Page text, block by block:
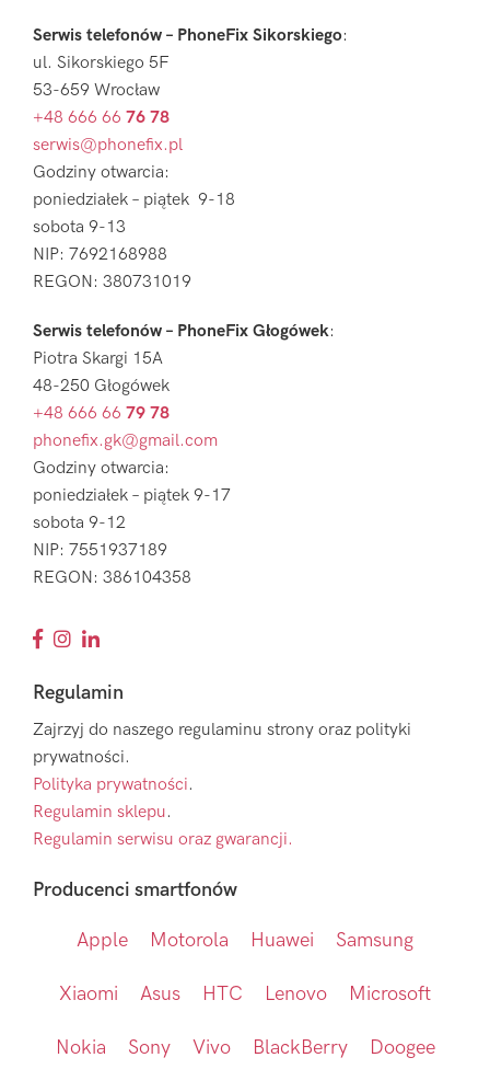
Serwis telefonów – PhoneFix Sikorskiego:
ul. Sikorskiego 5F
53-659 Wrocław
+48 666 66 76 78
serwis@phonefix.pl
Godziny otwarcia:
poniedziałek – piątek 9-18
sobota 9-13
NIP: 7692168988
REGON: 380731019
Serwis telefonów – PhoneFix Głogówek:
Piotra Skargi 15A
48-250 Głogówek
+48 666 66 79 78
phonefix.gk@gmail.com
Godziny otwarcia:
poniedziałek – piątek 9-17
sobota 9-12
NIP: 7551937189
REGON: 386104358
Regulamin
Zajrzyj do naszego regulaminu strony oraz polityki
prywatności.
Polityka prywatności.
Regulamin sklepu.
Regulamin serwisu oraz gwarancji.
Producenci smartfonów
Apple Motorola Huawei Samsung
Xiaomi Asus HTC Lenovo Microsoft
Nokia Sony Vivo BlackBerry Doogee